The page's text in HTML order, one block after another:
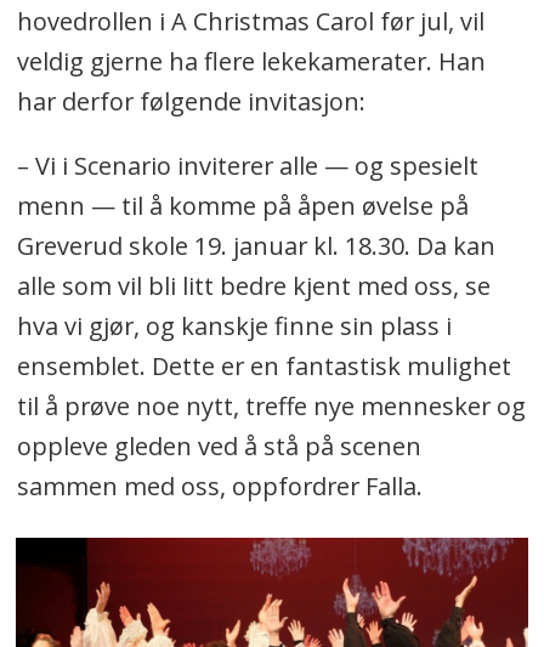
hovedrollen i A Christmas Carol før jul, vil
veldig gjerne ha flere lekekamerater. Han
har derfor følgende invitasjon:
– Vi i Scenario inviterer alle — og spesielt
menn — til å komme på åpen øvelse på
Greverud skole 19. januar kl. 18.30. Da kan
alle som vil bli litt bedre kjent med oss, se
hva vi gjør, og kanskje finne sin plass i
ensemblet. Dette er en fantastisk mulighet
til å prøve noe nytt, treffe nye mennesker og
oppleve gleden ved å stå på scenen
sammen med oss, oppfordrer Falla.